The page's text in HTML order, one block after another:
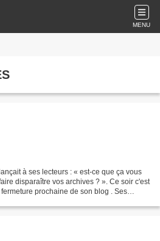
MENU
à ses lecteurs : « est-ce que ça vous
disparaître vos archives ? ». Ce soir c'est
prochaine de son blog . Ses